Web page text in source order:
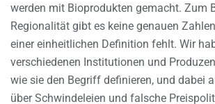
werden mit Bioprodukten gemacht. Zum
Regionalität gibt es keine genauen
einer einheitlichen Definition fehlt. Wir
verschiedenen Institutionen und
wie sie den Begriff definieren, und dabei
über Schwindeleien und falsche